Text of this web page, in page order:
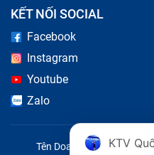
KẾT NỐI SOCIAL
Facebook
Instagram
Youtube
Zalo
Tên Doanh Nghiệp: CÔNG
KTV